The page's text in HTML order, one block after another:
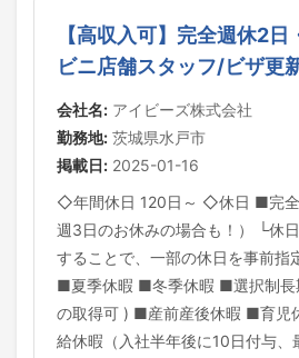
【高収入可】完全週休2
ビニ店舗スタッフ/ビザ更
会社名: アイビーズ株式会社
勤務地: 茨城県水戸市
掲載日: 2025-01-16
◇年間休日 120日～ ◇休日 ■完全
週3日のお休みの場合も！） └休
することで、一部の休日を事前指
■夏季休暇 ■冬季休暇 ■選択制長
の取得可 ) ■産前産後休暇 ■育
給休暇（入社半年後に10日付与